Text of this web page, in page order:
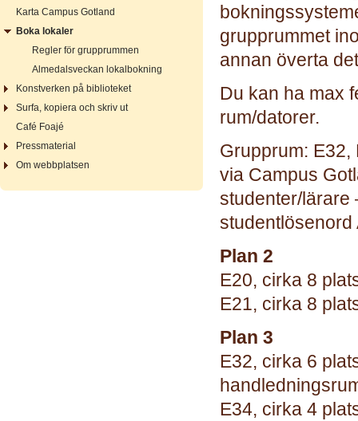
Karta Campus Gotland
Boka lokaler
Regler för grupprummen
Almedalsveckan lokalbokning
Konstverken på biblioteket
Surfa, kopiera och skriv ut
Café Foajé
Pressmaterial
Om webbplatsen
grupprummet
annan överta
Du kan ha max
rum/datorer.
Grupprum:
via Campus
studenter/lärare
studentlösenord
Plan 2
E20, cirka 8
E21, cirka 8
Plan 3
E32, cirka 6
E34, cirka 4